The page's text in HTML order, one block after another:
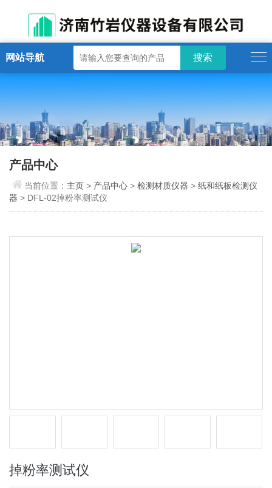
网站导航
产品中心
当前位置： 主页> 产品中心 >检测材质仪器 >纸和纸板检测仪
器 > DFL-02掉粉率测试仪
掉粉率测试仪